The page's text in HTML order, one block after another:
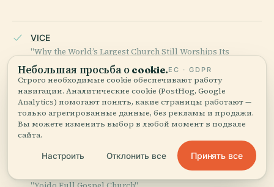
VICE
"Why the World’s Largest Church Still Worships Its
Embezzling Former Leader"
Wikipedia
"Yoido Full Gospel Church"
Небольшая просьба о cookie.ЕС · GDPR
Строго необходимые cookie обеспечивают работу
навигации. Аналитические cookie (PostHog, Google
Analytics) помогают понять, какие страницы работают —
только агрегированные данные, без рекламы и продажи.
Вы можете изменить выбор в любой момент в подвале
сайта.
Настроить Отклонить все Принять все